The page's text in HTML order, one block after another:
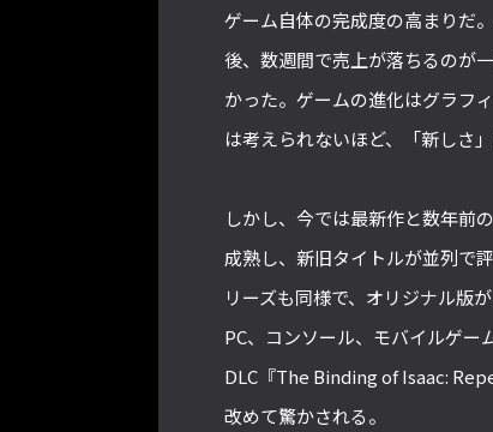
ゲーム自体の完成度の高まりだ
後、数週間で売上が落ちるのが
かった。ゲームの進化はグラフ
は考えられないほど、「新しさ
しかし、今では最新作と数年前
成熟し、新旧タイトルが並列で
リーズも同様で、オリジナル版
PC、コンソール、モバイルゲー
DLC『The Binding of Isaac:
改めて驚かされる。